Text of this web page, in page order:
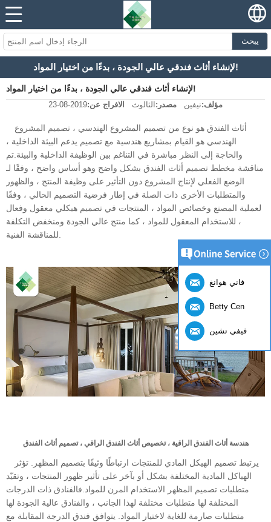
يبحث
لإنشاء أثاث فندقي عالي الجودة ، بدءًا من اختيار المواد!
لإنشاء أثاث فندقي عالي الجودة ، بدءًا من اختيار المواد!
مؤلف:تيفين مصدر: الثالوث الافراج عن:2019-08-23
الهندسي هو القيام بمشاريع هندسية مع تصميم يدعم البيئة الداخلية ،
والحاجة إلى النظر مباشرة في التناغم بين الوظيفة الداخلية والبيئة.تم
مناقشة مخطط تصميم أثاث الفندق بشكل واضح وهو أساس واضح ، وفقًا لـ
الوضع الفعلي لإنتاج المشروع دون التأثير على وظيفة المنتج ، والظهور
والمتطلبات الأخرى ذات الصلة في إطار فرضية التصميم الحالي ، وفقًا
لعملية المصنع وخصائص المواد ، المنتجات في تصميم هيكلي معقول وفعال
، للاستخدام المعقول للمواد ، كما منتج عالي الجودة ومنخفض التكلفة
هندسة أثاث الفندق الراقية ، تخصيص أثاث الفندق الراقي ، تصميم أثاث الفندق
الهياكل المادية المختلفة بشكل أو بآخر على تأثير ظهور المنتجات ، وتقيّد
متطلبات تصميم المظهر الاستخدام المرن للمواد.فالفنادق ذات الدرجات
المختلفة لها متطلبات مختلفة لهذا الجانب ، والفنادق عالية الجودة لها
متطلبات صارمة للغاية لاختيار المواد. يتوافق فندق الدرجة المقابلة مع
فاني هوانغ
Betty Cen
فيفي تشين